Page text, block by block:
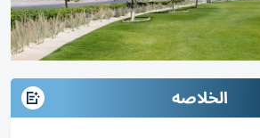
الخلاصه